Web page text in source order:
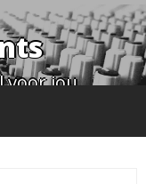
voor jou